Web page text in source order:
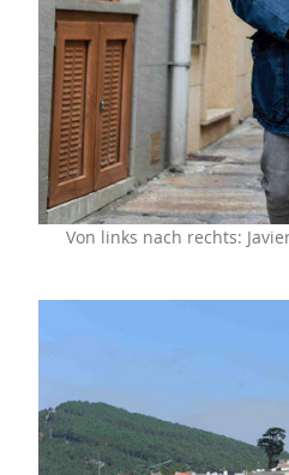
Von links nach rechts: